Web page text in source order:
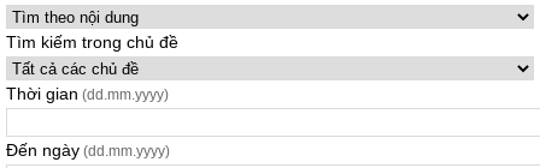
Tìm kiếm trong chủ đề
Thời gian (dd.mm.yyyy)
Đến ngày (dd.mm.yyyy)